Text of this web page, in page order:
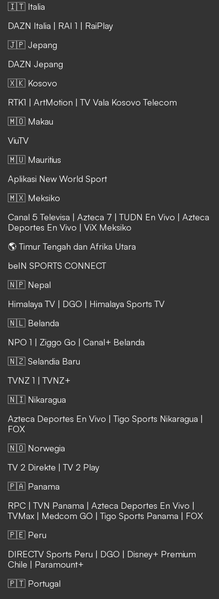
🇮🇹 Italia
DAZN Italia | RAI 1 | RaiPlay
🇯🇵 Jepang
DAZN Jepang
🇽🇰 Kosovo
RTK1 | ArtMotion |TV Vala Kosovo Telecom
🇲🇴 Makau
ViuTV
🇲🇺 Mauritius
Aplikasi New World Sport
🇲🇽 Meksiko
Canal 5 Televisa | Azteca 7 |TUDN En Vivo | Azteca
Deportes En Vivo | ViX Meksiko
🌎 Timur Tengah dan Afrika Utara
beIN SPORTS CONNECT
🇳🇵 Nepal
Himalaya TV | DGO | Himalaya Sports TV
🇳🇱 Belanda
NPO 1 | Ziggo Go | Canal+ Belanda
🇳🇿 Selandia Baru
TVNZ 1 |TVNZ+
🇳🇮 Nikaragua
Azteca Deportes En Vivo |Tigo Sports Nikaragua |
FOX
🇳🇴 Norwegia
TV 2 Direkte |TV 2 Play
🇵🇦 Panama
RPC |TVN Panama | Azteca Deportes En Vivo |
TVMax | Medcom GO |Tigo Sports Panama | FOX
🇵🇪 Peru
DIRECTV Sports Peru | DGO | Disney+ Premium
Chile | Paramount+
🇵🇹 Portugal